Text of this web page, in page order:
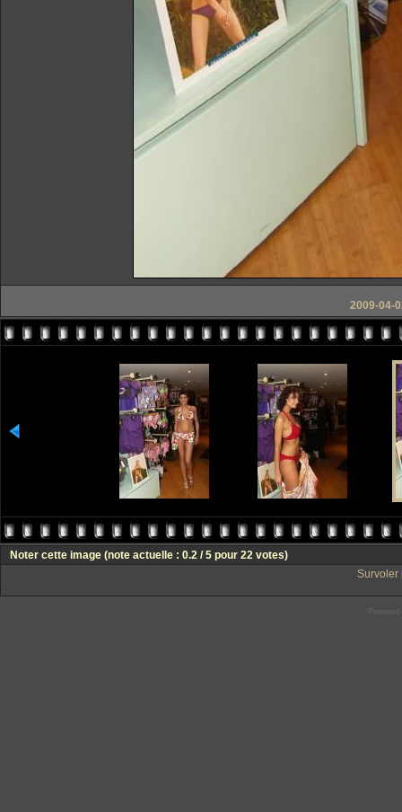
2009-04-
Noter cette image (note actuelle : 0.2 / 5 pour 22 votes)
Survoler